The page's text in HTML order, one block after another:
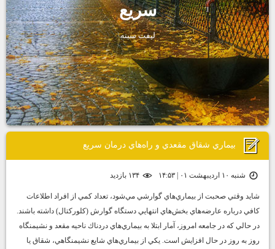
سريع
ليفت سينه
بيماري شقاق مقعدي و راه‌هاي درمان سريع
شنبه ۱۰ اردیبهشت ۰۱ | ۱۴:۵۳ ۱۳۴ بازديد
شايد وقتي صحبت از بيماري‌هاي گوارشي مي‌شود، تعداد كمي از افراد اطلاعات
كافي درباره عارضه‌هاي بخش‌هاي انتهايي دستگاه گوارش (كلوركتال) داشته باشند.
در حالي كه در جامعه امروز، آمار ابتلا به بيماري‌هاي دردناك ناحيه مقعد و نشيمنگاه
روز به روز در حال افزايش است. يكي از بيماري‌هاي شايع نشيمنگاهي، شقاق يا